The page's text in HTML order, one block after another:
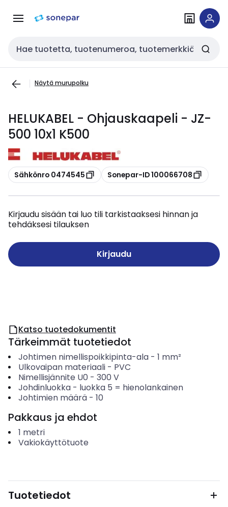
navigointiinsisältöön
Haku
Näytä murupolku
HELUKABEL - Ohjauskaapeli - JZ-
500 10x1 K500
Kopioi
Sähkönro 0474545 Kopioi
Sonepar-ID 100066708
Kirjaudu sisään tai luo tili tarkistaaksesi hinnan ja
tehdäksesi tilauksen
Kirjaudu
Katso tuotedokumentit
Tärkeimmät tuotetiedot
Johtimen nimellispoikkipinta-ala- 1 mm²
Ulkovaipan materiaali- PVC
Nimellisjännite U0 - 300 V
Johdinluokka- luokka 5 = hienolankainen
Johtimien määrä- 10
Pakkaus ja ehdot
1 metri
Vakiokäyttötuote
Tuotetiedot